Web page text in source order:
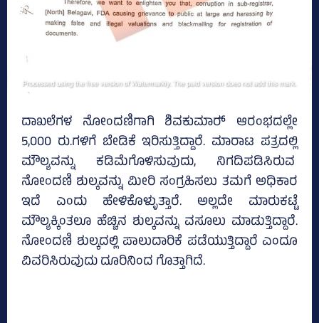
ದಾಖಲೆಗಳ ನೋಂದಣಿಗಾಗಿ ಶಿವಕುಮಾರ್‍‌ ಆರಂಭದಲ್ಲೇ
5,000 ರು.ಗಳಿಗೆ ಬೇಡಿಕೆ ಇರಿಸುತ್ತಿದ್ದಾರೆ. ಮಾರಾಟ ಪತ್ರದಲ್ಲಿ
ಮೌಲ್ಯವನ್ನು ಕಡಿಮೆಗೊಳಿಸುವುದು, ನಿಗದಿಪಡಿಸಿರುವ
ನೋಂದಣಿ ಶುಲ್ಕವನ್ನು ಮೀರಿ ಸಂಗ್ರಹಿಸಲು ತಮಗೆ ಅಧಿಕಾರ
ಇದೆ ಎಂದು ಹೇಳಿಕೊಳ್ಳುತ್ತಾರೆ. ಅಲ್ಲದೇ ಮಾರುಕಟ್ಟೆ
ಮೌಲ್ಯಕ್ಕಿಂತಲೂ ಹೆಚ್ಚಿನ ಶುಲ್ಕವನ್ನು ವಸೂಲು ಮಾಡುತ್ತಿದ್ದಾರೆ.
ನೋಂದಣಿ ಶುಲ್ಕದಲ್ಲಿ ಪಾಲುದಾರಿಕೆ ಪಡೆಯುತ್ತಿದ್ದಾರೆ ಎಂದೂ
ವಿವರಿಸಿರುವುದು ದೂರಿನಿಂದ ಗೊತ್ತಾಗಿದೆ.